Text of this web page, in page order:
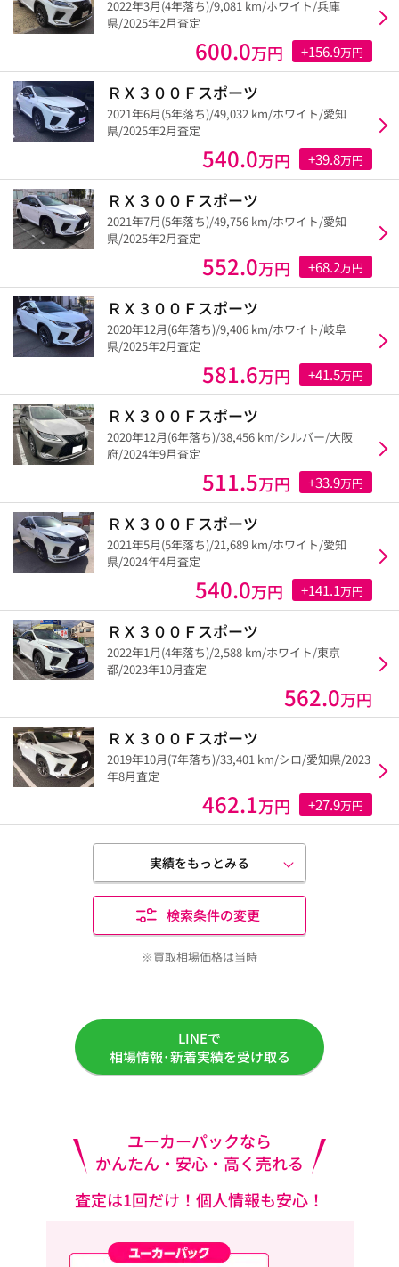
2022年3月(4年落ち)/9,081 km/ホワイト/兵庫
県/2025年2月査定
600.0万円 +156.9万円
ＲＸ３００Ｆスポーツ
2021年6月(5年落ち)/49,032 km/ホワイト/愛知
県/2025年2月査定
540.0万円 +39.8万円
ＲＸ３００Ｆスポーツ
2021年7月(5年落ち)/49,756 km/ホワイト/愛知
県/2025年2月査定
552.0万円 +68.2万円
ＲＸ３００Ｆスポーツ
2020年12月(6年落ち)/9,406 km/ホワイト/岐阜
県/2025年2月査定
581.6万円 +41.5万円
ＲＸ３００Ｆスポーツ
2020年12月(6年落ち)/38,456 km/シルバー/大阪
府/2024年9月査定
511.5万円 +33.9万円
ＲＸ３００Ｆスポーツ
2021年5月(5年落ち)/21,689 km/ホワイト/愛知
県/2024年4月査定
540.0万円 +141.1万円
ＲＸ３００Ｆスポーツ
2022年1月(4年落ち)/2,588 km/ホワイト/東京
都/2023年10月査定
562.0万円
ＲＸ３００Ｆスポーツ
2019年10月(7年落ち)/33,401 km/シロ/愛知県/2023
年8月査定
462.1万円 +27.9万円
実績をもっとみる
検索条件の変更
※買取相場価格は当時
LINEで
相場情報･新着実績を受け取る
ユーカーパックなら
かんたん・安心・高く売れる
査定は1回だけ！個人情報も安心！